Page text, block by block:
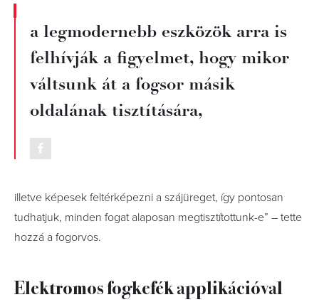
a legmodernebb eszközök arra is
felhívják a figyelmet, hogy mikor
váltsunk át a fogsor másik
oldalának tisztítására,
illetve képesek feltérképezni a szájüreget, így pontosan
tudhatjuk, minden fogat alaposan megtisztítottunk-e” – tette
hozzá a fogorvos.
Elektromos fogkefék applikációval